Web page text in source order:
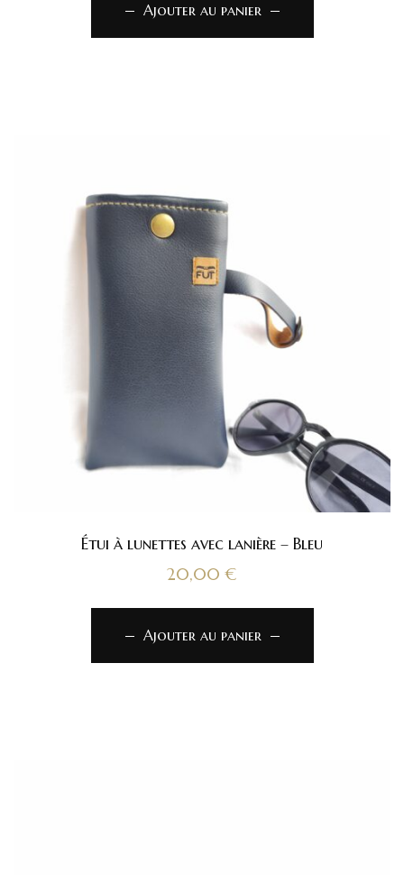
Ajouter au panier
Étui à lunettes avec lanière – Bleu
20,00 €
Ajouter au panier